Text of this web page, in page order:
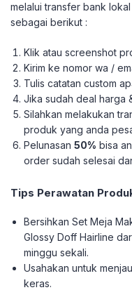
melalui transfer bank
sebagai berikut :
Klik atau screenshot
Kirim ke nomor wa /
Tulis catatan custom
Jika sudah deal harga
Silahkan melakukan
produk yang anda
Pelunasan50% bisa
order sudah selesai
Tips Perawatan
Bersihkan Set Meja
Glossy Doff Hairline
minggu sekali.
Usahakan untuk
keras.